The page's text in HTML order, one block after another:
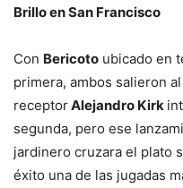
Brillo en San Francisco
Con Bericoto ubicado en
primera, ambos salieron
receptorAlejandro Kirk
segunda, pero ese
jardinero cruzara el plato
éxito una de las jugadas